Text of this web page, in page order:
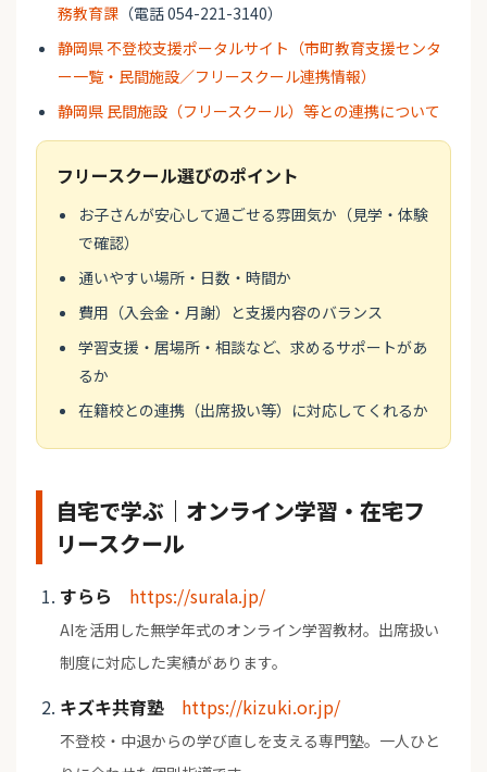
務教育課 （電話 054-221-3140）
静岡県 不登校支援ポータルサイト（市町教育支援センタ
ー一覧・民間施設／フリースクール連携情報）
静岡県 民間施設（フリースクール）等との連携について
フリースクール選びのポイント
お子さんが安心して過ごせる雰囲気か（見学・体験
で確認）
通いやすい場所・日数・時間か
費用（入会金・月謝）と支援内容のバランス
学習支援・居場所・相談など、求めるサポートがあ
るか
在籍校との連携（出席扱い等）に対応してくれるか
自宅で学ぶ｜オンライン学習・在宅フ
リースクール
すらら https://surala.jp/
AIを活用した無学年式のオンライン学習教材。出席扱い
制度に対応した実績があります。
キズキ共育塾 https://kizuki.or.jp/
不登校・中退からの学び直しを支える専門塾。一人ひと